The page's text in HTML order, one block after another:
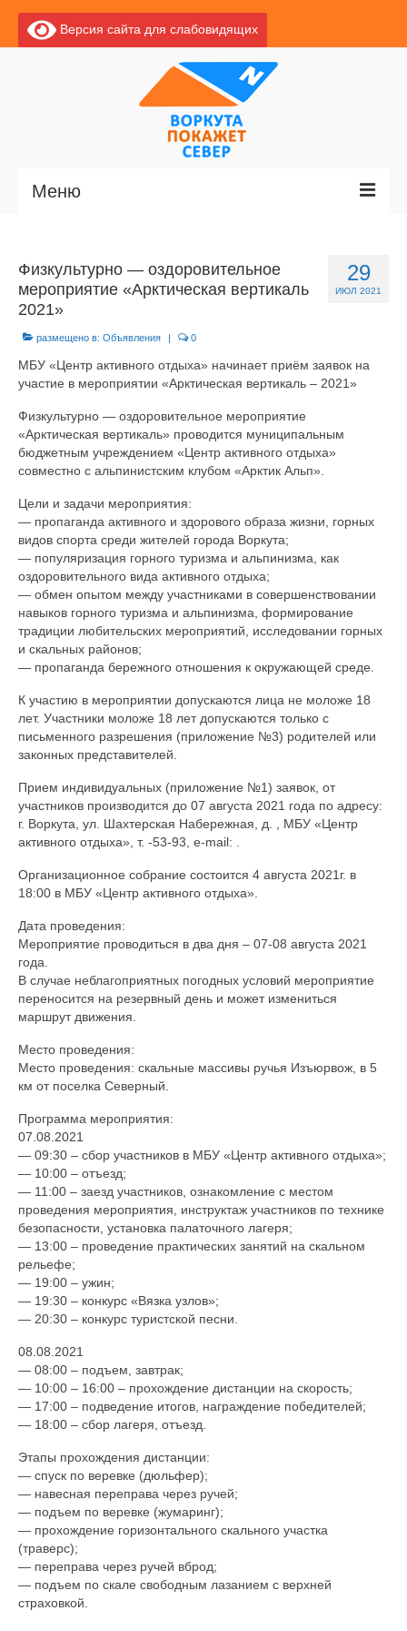
Версия сайта для слабовидящих
Меню
Новости
О Воркуте
Базы отдыха
О центре
Документы
Противодействие коррупции
Задать вопрос
29
ИЮЛ 2021
Физкультурно — оздоровительное
мероприятие «Арктическая вертикаль
2021»
размещено в: Объявления | 0
МБУ «Центр активного отдыха» начинает приём заявок на
участие в мероприятии «Арктическая вертикаль – 2021»
Физкультурно — оздоровительное мероприятие
«Арктическая вертикаль» проводится муниципальным
бюджетным учреждением «Центр активного отдыха»
совместно с альпинистским клубом «Арктик Альп».
Цели и задачи мероприятия:
— пропаганда активного и здорового образа жизни, горных
видов спорта среди жителей города Воркута;
— популяризация горного туризма и альпинизма, как
оздоровительного вида активного отдыха;
— обмен опытом между участниками в совершенствовании
навыков горного туризма и альпинизма, формирование
традиции любительских мероприятий, исследовании горных
и скальных районов;
— пропаганда бережного отношения к окружающей среде.
К участию в мероприятии допускаются лица не моложе 18
лет. Участники моложе 18 лет допускаются только с
письменного разрешения (приложение №3) родителей или
законных представителей.
Прием индивидуальных (приложение №1) заявок, от
участников производится до 07 августа 2021 года по адресу:
г. Воркута, ул. Шахтерская Набережная, д. , МБУ «Центр
активного отдыха», т. -53-93, e-mail: .
Организационное собрание состоится 4 августа 2021г. в
18:00 в МБУ «Центр активного отдыха».
Дата проведения:
Мероприятие проводиться в два дня – 07-08 августа 2021
года.
В случае неблагоприятных погодных условий мероприятие
переносится на резервный день и может измениться
маршрут движения.
Место проведения:
Место проведения: скальные массивы ручья Изъюрвож, в 5
км от поселка Северный.
Программа мероприятия:
07.08.2021
— 09:30 – сбор участников в МБУ «Центр активного отдыха»;
— 10:00 – отъезд;
— 11:00 – заезд участников, ознакомление с местом
проведения мероприятия, инструктаж участников по технике
безопасности, установка палаточного лагеря;
— 13:00 – проведение практических занятий на скальном
рельефе;
— 19:00 – ужин;
— 19:30 – конкурс «Вязка узлов»;
— 20:30 – конкурс туристской песни.
08.08.2021
— 08:00 – подъем, завтрак;
— 10:00 – 16:00 – прохождение дистанции на скорость;
— 17:00 – подведение итогов, награждение победителей;
— 18:00 – сбор лагеря, отъезд.
Этапы прохождения дистанции:
— спуск по веревке (дюльфер);
— навесная переправа через ручей;
— подъем по веревке (жумаринг);
— прохождение горизонтального скального участка
(траверс);
— переправа через ручей вброд;
— подъем по скале свободным лазанием с верхней
страховкой.